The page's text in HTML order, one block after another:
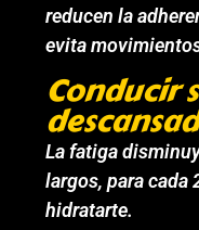
reducen la
evita
Conducir
La fatiga
largos, para cada
hidratarte.